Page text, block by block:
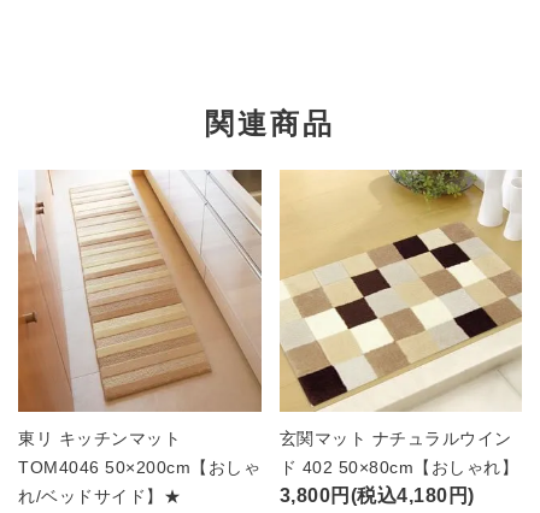
関連商品
東リ キッチンマット
TOM4046 50×200cm【おしゃ
れ/ベッドサイド】★
玄関マット ナチュラルウイン
ド 402 50×80cm【おしゃれ】
3,800円(税込4,180円)